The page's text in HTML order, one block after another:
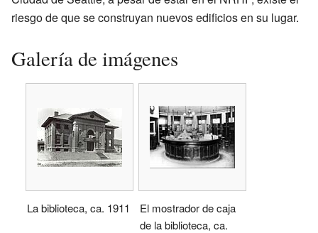
riesgo de que se construyan nuevos edificios en su lugar.
Galería de imágenes
La biblioteca, ca. 1911
El mostrador de caja
de la biblioteca, ca.